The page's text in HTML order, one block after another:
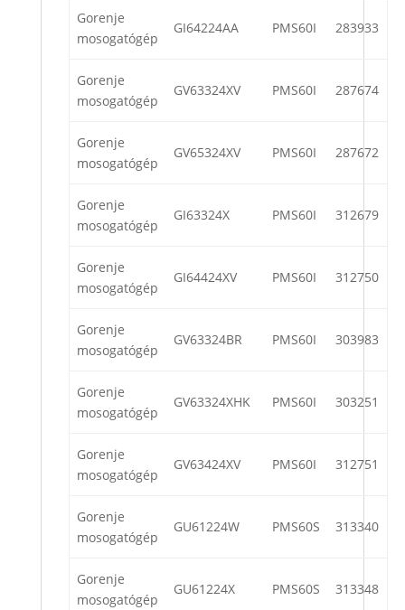
Gorenje
mosogatógép
GI64224AA PMS60I 283933
Gorenje
mosogatógép
GV63324XV PMS60I 287674
Gorenje
mosogatógép
GV65324XV PMS60I 287672
Gorenje
mosogatógép
GI63324X PMS60I 312679
Gorenje
mosogatógép
GI64424XV PMS60I 312750
Gorenje
mosogatógép
GV63324BR PMS60I 303983
Gorenje
mosogatógép
GV63324XHK PMS60I 303251
Gorenje
mosogatógép
GV63424XV PMS60I 312751
Gorenje
mosogatógép
GU61224W PMS60S 313340
Gorenje
mosogatógép
GU61224X PMS60S 313348